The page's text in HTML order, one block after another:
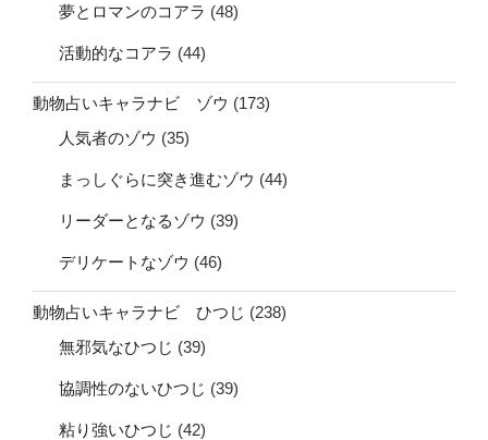
夢とロマンのコアラ (48)
活動的なコアラ (44)
動物占いキャラナビ ゾウ (173)
人気者のゾウ (35)
まっしぐらに突き進むゾウ (44)
リーダーとなるゾウ (39)
デリケートなゾウ (46)
動物占いキャラナビ ひつじ (238)
無邪気なひつじ (39)
協調性のないひつじ (39)
粘り強いひつじ (42)